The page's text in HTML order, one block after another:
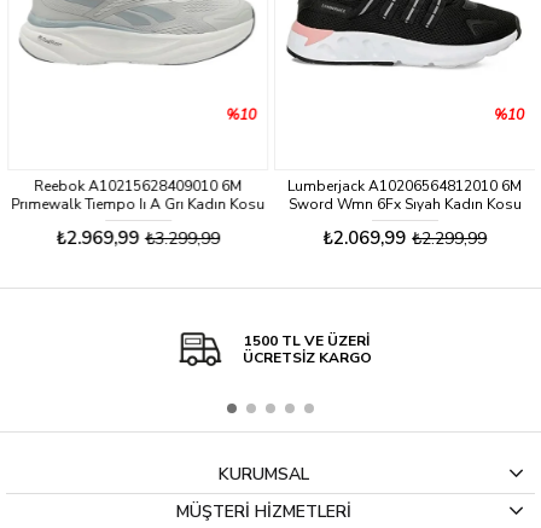
Reebok A10215628409010 6M
Prımewalk Tıempo Iı A Grı Kadın Kosu
Ayakkabısı
₺2.969,99 ₺3.299,99
%10
Lumberjack A10206564812010 6M
Sword Wmn 6Fx Sıyah Kadın Kosu
Ayakkabısı
₺2.069,99 ₺2.299,99
%10
1500 TL VE ÜZERİ
ÜCRETSİZ KARGO
KURUMSAL
MÜŞTERİ HİZMETLERİ